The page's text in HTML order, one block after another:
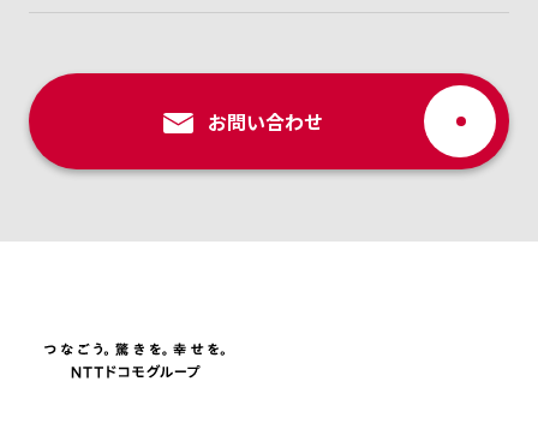
お問い合わせ